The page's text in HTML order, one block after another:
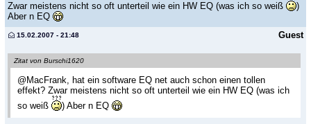
Zwar meistens nicht so oft unterteil wie ein HW EQ (was ich so weiß
)
Aber n EQ
Guest
15.02.2007 - 21:48
Zitat von Burschi1620
@MacFrank, hat ein software EQ net auch schon einen tollen
effekt? Zwar meistens nicht so oft unterteil wie ein HW EQ (was ich
so weiß
) Aber n EQ